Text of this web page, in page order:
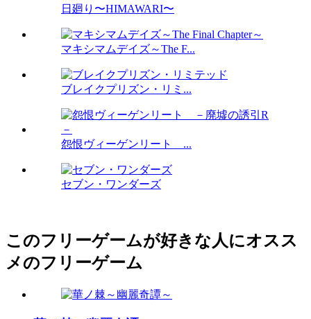
日廻り〜HIMAWARI〜
マキシマムデイズ～The F...
ブレイクプリズン・リミ...
怨恨ヴィーゲンリート ...
セブン・ワンダーズ
このフリーゲームが好きな人にオスス
メのフリーゲーム